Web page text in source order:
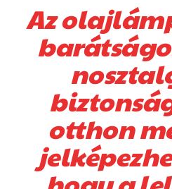
Az
otthon